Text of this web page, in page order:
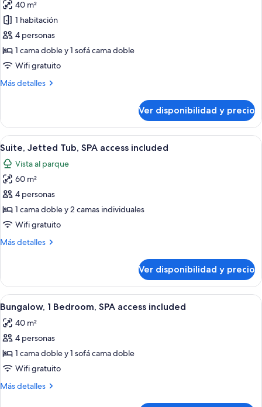
las
fotos
de
Premier
Suite,
access
40 m²
1 habitación
4 personas
1 cama doble y 1 sofá cama doble
Wifi gratuito
Más detalles
Más
Suite,
SPA
access
included
Ver disponibilidad y precio
Ver
todas
las
fotos
de
Suite,
Jetted
SPA
Habitación de hotel con una cama
15
Suite, Jetted Tub, SPA access included
Vista al parque
60 m²
4 personas
1 cama doble y 2 camas individuales
Wifi gratuito
Más detalles
Más
Jetted
Tub,
SPA
access
included
Ver disponibilidad y precio
Ver
todas
las
fotos
de
Bungalow,
1
Habitación de hotel con dos camas
10
Bungalow, 1 Bedroom, SPA access included
40 m²
4 personas
1 cama doble y 1 sofá cama doble
Wifi gratuito
Más detalles
Más